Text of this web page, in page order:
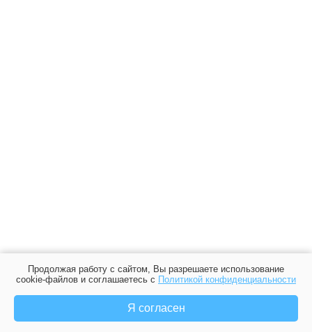
Продолжая работу с сайтом, Вы разрешаете использование
cookie-файлов и соглашаетесь с Политикой конфиденциальности
Я согласен